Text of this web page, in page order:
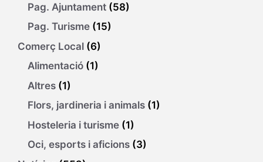
Pag. Ajuntament (58)
Pag. Turisme (15)
Comerç Local (6)
Alimentació (1)
Altres (1)
Flors, jardineria i animals (1)
Hosteleria i turisme (1)
Oci, esports i aficions (3)